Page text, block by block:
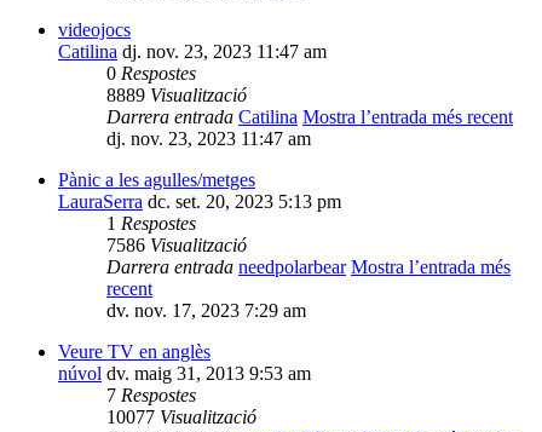
videojocs
Catilina dj. nov. 23, 2023 11:47 am
0 Respostes
8889 Visualització
Darrera entrada Catilina Mostra l’entrada més recent
dj. nov. 23, 2023 11:47 am
Pànic a les agulles/metges
LauraSerra dc. set. 20, 2023 5:13 pm
1 Respostes
7586 Visualització
Darrera entrada needpolarbear Mostra l’entrada més
recent
dv. nov. 17, 2023 7:29 am
Veure TV en anglès
núvol dv. maig 31, 2013 9:53 am
7 Respostes
10077 Visualització